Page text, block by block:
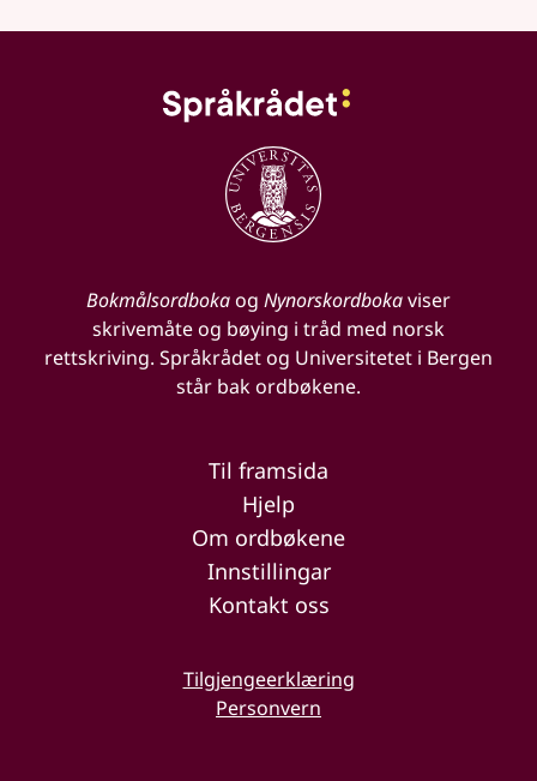
Bokmålsordbokaog Nynorskordbokaviser
skrivemåte og bøying i tråd med norsk
rettskriving. Språkrådet og Universitetet i Bergen
står bak ordbøkene.
Til framsida
Hjelp
Om ordbøkene
Innstillingar
Kontakt oss
Tilgjengeerklæring
Personvern